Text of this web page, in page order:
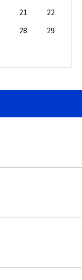
21
22
28
29